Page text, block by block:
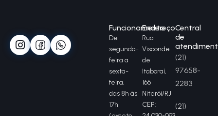
Funcionamento
De
segunda-
feira a
sexta-
feira,
das 8h às
17h
Endereço
Rua
Visconde
de
Itaboraí,
166
Niterói/RJ
CEP:
Central
de
(21)
97658-
2283
(21)